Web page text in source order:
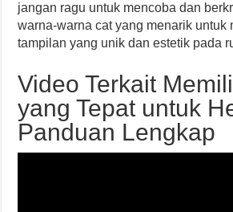
jangan ragu untuk mencoba dan
warna-warna cat yang menarik untuk
tampilan yang unik dan estetik pada
Video Terkait
yang Tepat untuk
Panduan Lengkap